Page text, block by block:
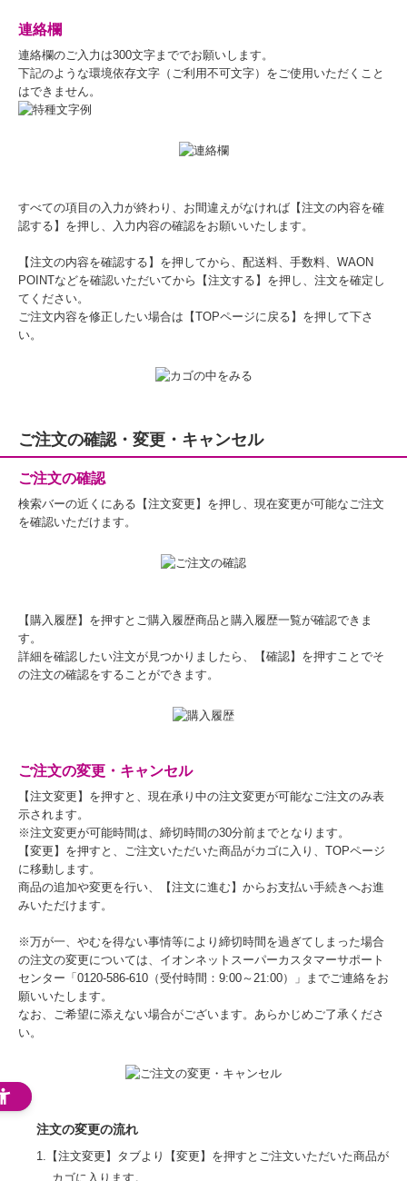
連絡欄
連絡欄のご入力は300文字まででお願いします。
下記のような環境依存文字（ご利用不可文字）をご使用いただくこと
はできません。
すべての項目の入力が終わり、お間違えがなければ【注文の内容を確
認する】を押し、入力内容の確認をお願いいたします。
【注文の内容を確認する】を押してから、配送料、手数料、WAON
POINTなどを確認いただいてから【注文する】を押し、注文を確定し
てください。
ご注文内容を修正したい場合は【TOPページに戻る】を押して下さ
い。
ご注文の確認・変更・キャンセル
ご注文の確認
検索バーの近くにある【注文変更】を押し、現在変更が可能なご注文
を確認いただけます。
【購入履歴】を押すとご購入履歴商品と購入履歴一覧が確認できま
す。
詳細を確認したい注文が見つかりましたら、【確認】を押すことでそ
の注文の確認をすることができます。
ご注文の変更・キャンセル
【注文変更】を押すと、現在承り中の注文変更が可能なご注文のみ表
示されます。
※注文変更が可能時間は、締切時間の30分前までとなります。
【変更】を押すと、ご注文いただいた商品がカゴに入り、TOPページ
に移動します。
商品の追加や変更を行い、【注文に進む】からお支払い手続きへお進
みいただけます。
※万が一、やむを得ない事情等により締切時間を過ぎてしまった場合
の注文の変更については、イオンネットスーパーカスタマーサポート
センター「0120-586-610（受付時間：9:00～21:00）」までご連絡をお
願いいたします。
なお、ご希望に添えない場合がございます。あらかじめご了承くださ
い。
注文の変更の流れ
1.【注文変更】タブより【変更】を押すとご注文いただいた商品が
カゴに入ります。